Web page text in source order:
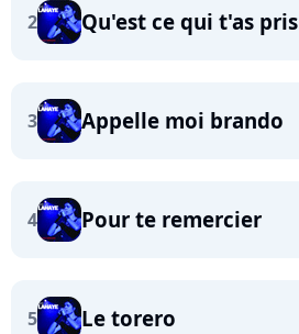
2 Qu'est ce qui t'as pris
3 Appelle moi brando
4 Pour te remercier
5 Le torero